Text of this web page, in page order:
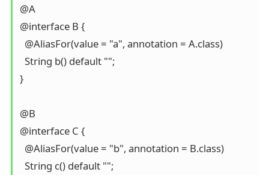
@A
@interface B {
  @AliasFor(value = "a", annotation = A.class)
  String b() default "";
}
@B
@interface C {
  @AliasFor(value = "b", annotation = B.class)
  String c() default "";